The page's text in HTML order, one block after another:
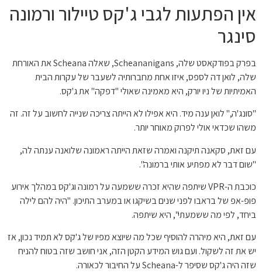
אין הפתעות לגבי ג'קס טיילור ורמונה
סינגר
בפרק בפודקאסט שלה, Scheananigans, שאלה Scheana את האורחת
שלה, לואן דה לספס, איזו אחת מחברותיה לשעבר של עקרות הבית
האמיתיות של ניו יורק, היא מאמינה שאולי "דפקה" את ג'קס.
"סונג'ה," לואן ענה מיד. היא אפילו לא הייתה צריכה שנייה לחשוב על זה. זה
משהו שכדאי אולי לפרוק מאוחר יותר.
עם זאת, סקאנה תיקנה ואמרה שזאת הייתה ראמונה שלואנה ענתה לה,
"שום דבר לא מפתיע אותי ברמונה".
כוכבת ה-VPR שיתפה שהיא זכרה ששמעה על רמונה וג'קס במהלך אירוע
פופ-אפ של בראבו לפני שנים בשיקגו או במערב התיכון. "היה להם לילה
ביחד, לפי מה ששמעתי", היא שיתפה.
עם זאת, היא מיהרה להוסיף שכל מה שיוצא מפיו של ג'קס לא תמיד נכון, אז
יש את זה לשקול. ועם גוש המידע הקטן הזה, אני חושב שזה בטוח להניח
שזה היה ג'קס שסיפר ל-Scheana על החיבור לכאורה.